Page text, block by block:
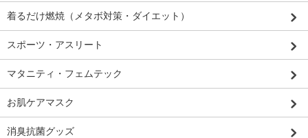
着るだけ燃焼（メタボ対策・ダイエット）
スポーツ・アスリート
マタニティ・フェムテック
お肌ケアマスク
消臭抗菌グッズ